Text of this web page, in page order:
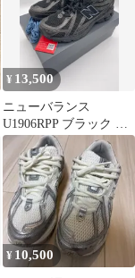
¥ 13,500
ニューバランス
U1906RPP ブラック サ
イズ27.0 スニーカ
ー *043
¥ 10,500